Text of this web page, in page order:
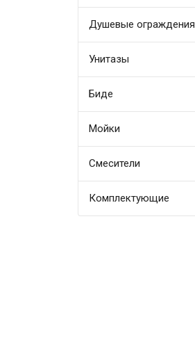
Душевые ограждения
Унитазы
Биде
Мойки
Смесители
Комплектующие